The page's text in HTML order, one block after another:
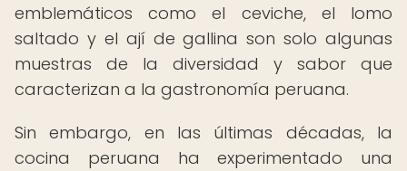
emblemáticos como el ceviche, el lomo
saltado y el ají de gallina son solo algunas
muestras de la diversidad y sabor que
caracterizan a la gastronomía peruana.
Sin embargo, en las últimas décadas, la
cocina peruana ha experimentado una